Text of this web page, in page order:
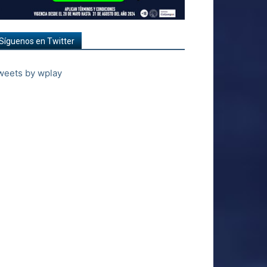
en Twitter
by wplay